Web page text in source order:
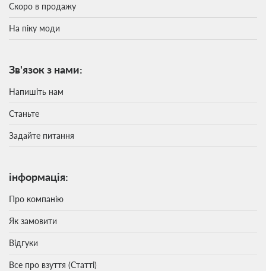
Скоро в продажу
На піку моди
Зв'язок з нами:
Напишіть нам
Станьте
Задайте питання
інформація:
Про компанію
Як замовити
Відгуки
Все про взуття (Статті)